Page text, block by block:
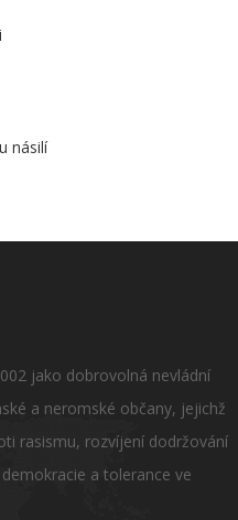
násilí
jako dobrovolná nevládní
a neromské občany, jejichž
rasismu, rozvíjení dodržování
a tolerance ve